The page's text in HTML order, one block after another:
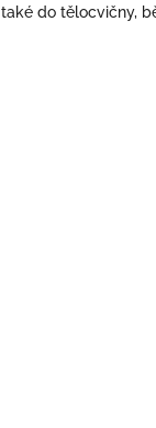
také do tělocvičny,